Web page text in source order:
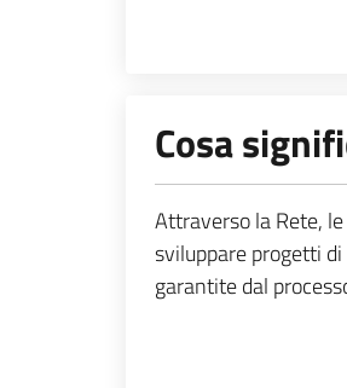
Cosa
Attraverso la Rete,
sviluppare progetti
garantite dal